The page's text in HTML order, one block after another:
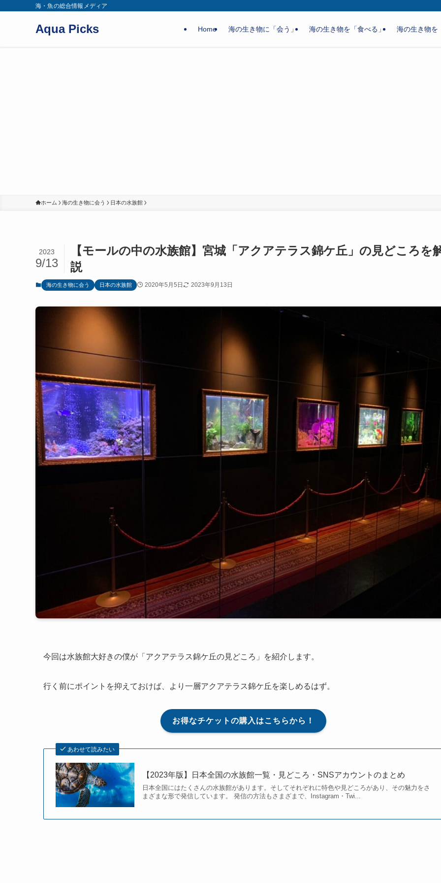
海・魚の総合情報メディア
Aqua Picks Home 海の生き物に「会う」 海の生き物を「食べる」 海の生き物を
ホーム 海の生き物に会う 日本の水族館
【モールの中の水族館】宮城「アクアテラス錦ケ丘」の見どころを
説
2023
9/13
海の生き物に会う 日本の水族館 2020年5月5日 2023年9月13日
今回は水族館大好きの僕が「アクアテラス錦ケ丘の見どころ」を紹介します。
行く前にポイントを抑えておけば、より一層アクアテラス錦ケ丘を楽しめるはず。
お得なチケットの購入はこちらから！
あわせて読みたい
【2023年版】日本全国の水族館一覧・見どころ・SNSアカウントのまとめ
日本全国にはたくさんの水族館があります。そしてそれぞれに特色や見どころがあり、その魅力をさ
まざまな形で発信しています。 発信の方法もさまざまで、Instagram・Twi...